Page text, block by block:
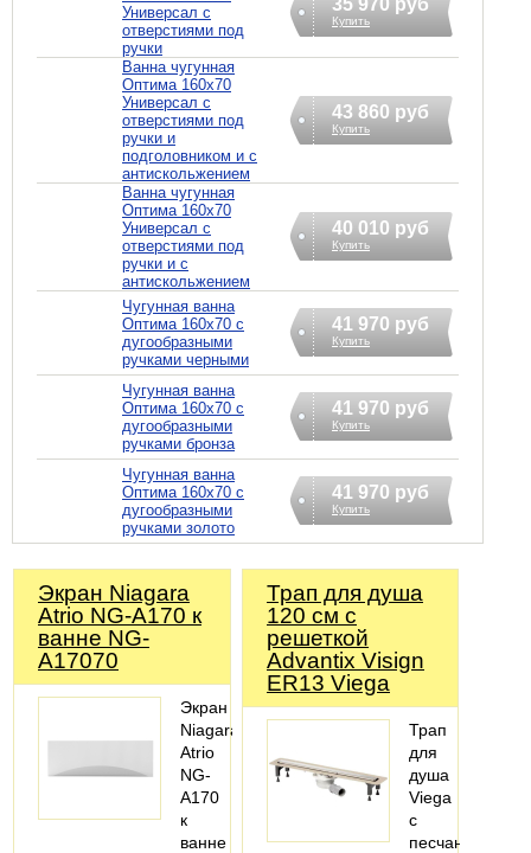
Универсал с
отверстиями под
ручки
Купить
Ванна чугунная
Оптима 160х70
Универсал с
отверстиями под
ручки и
подголовником и с
антискольжением
43 860 руб
Купить
Ванна чугунная
Оптима 160х70
Универсал с
отверстиями под
ручки и с
антискольжением
40 010 руб
Купить
Чугунная ванна
Оптима 160х70 с
дугообразными
ручками черными
41 970 руб
Купить
Чугунная ванна
Оптима 160х70 с
дугообразными
ручками бронза
41 970 руб
Купить
Чугунная ванна
Оптима 160х70 с
дугообразными
ручками золото
41 970 руб
Купить
Экран Niagara
Atrio NG-A170 к
ванне NG-
A17070
Экран
Niagara
Atrio
NG-
A170
к
ванне
Трап для душа
120 см с
решеткой
Advantix Visign
ER13 Viega
Трап
для
душа
Viega
с
песчаной